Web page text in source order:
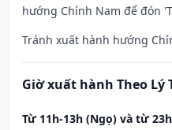
hướng Chính Nam để đón
Tránh xuất hành hướng
Giờ xuất hành Theo Lý
Từ 11h-13h (Ngọ) và từ